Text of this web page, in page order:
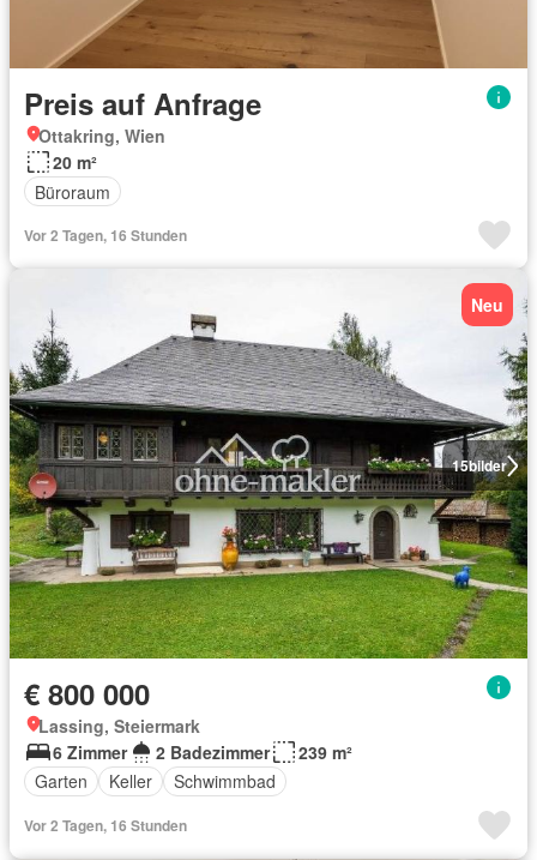
Preis auf Anfrage
Ottakring, Wien
20 m²
Büroraum
Vor 2 Tagen, 16 Stunden
15bilder
Neu
€ 800 000
Lassing, Steiermark
6 Zimmer
2 Badezimmer
239 m²
Garten
Keller Schwimmbad
Vor 2 Tagen, 16 Stunden